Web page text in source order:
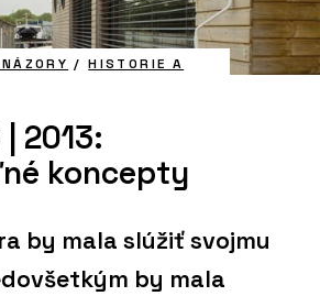
/HISTORIE A
| 2013:
koncepty
by mala slúžiť svojmu
by mala